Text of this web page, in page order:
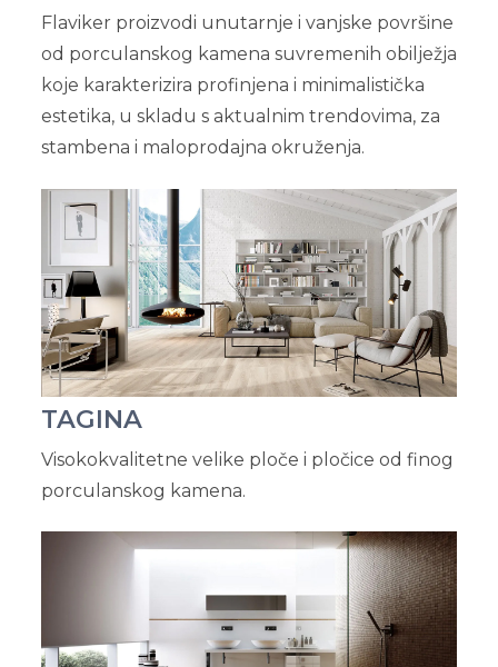
Flaviker proizvodi unutarnje i vanjske površine
od porculanskog kamena suvremenih obilježja
koje karakterizira profinjena i minimalistička
estetika, u skladu s aktualnim trendovima, za
stambena i maloprodajna okruženja.
TAGINA
Visokokvalitetne velike ploče i pločice od finog
porculanskog kamena.